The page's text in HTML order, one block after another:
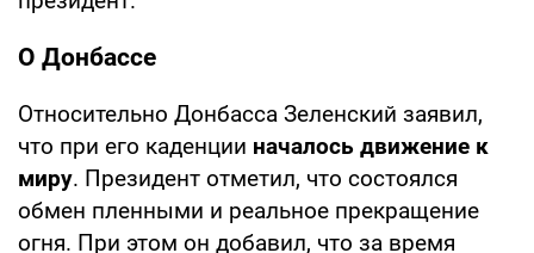
О Донбассе
Относительно Донбасса Зеленский заявил,
что при его каденции началось движение к
миру. Президент отметил, что состоялся
обмен пленными и реальное прекращение
огня. При этом он добавил, что за время